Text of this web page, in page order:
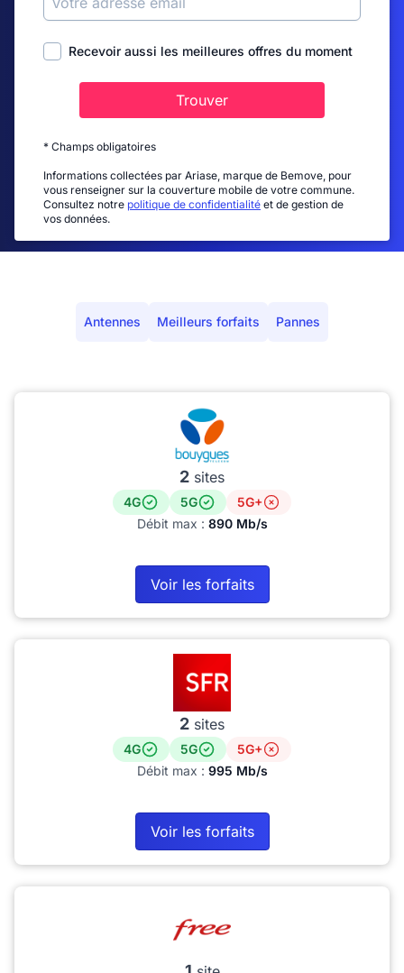
Recevoir aussi les meilleures offres du moment
Trouver
* Champs obligatoires
Informations collectées par Ariase, marque de Bemove, pour
vous renseigner sur la couverture mobile de votre commune.
Consultez notre politique de confidentialité et de gestion de
vos données.
Antennes Meilleurs forfaits Pannes
2 sites
4G 5G
5G+
Débit max : 890 Mb/s
Voir les forfaits
2 sites
4G 5G
5G+
Débit max : 995 Mb/s
Voir les forfaits